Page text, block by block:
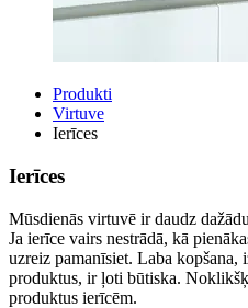
Produkti
Virtuve
Ierīces
Ierīces
Mūsdienās virtuvē ir daudz
Ja ierīce vairs nestrādā, kā
uzreiz pamanīsiet. Laba kopšana,
produktus, ir ļoti būtiska.
produktus ierīcēm.